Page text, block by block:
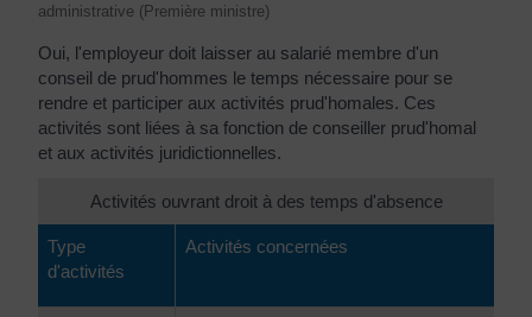
administrative (Première ministre)
Oui, l'employeur doit laisser au salarié membre d'un
conseil de prud'hommes le temps nécessaire pour se
rendre et participer aux activités prud'homales. Ces
activités sont liées à sa fonction de conseiller prud'homal
et aux activités juridictionnelles.
Activités ouvrant droit à des temps d'absence
Type
d'activités
Activités concernées